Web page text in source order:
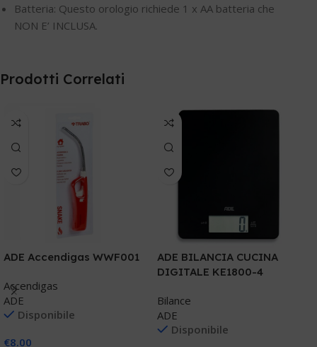
Batteria: Questo orologio richiede 1 x AA batteria che
NON E’ INCLUSA.
Prodotti Correlati
ADE Accendigas WWF001
Accendigas
ADE
Disponibile
€8.00
ADE BILANCIA CUCINA
DIGITALE KE1800-4
Bilance
ADE
Disponibile